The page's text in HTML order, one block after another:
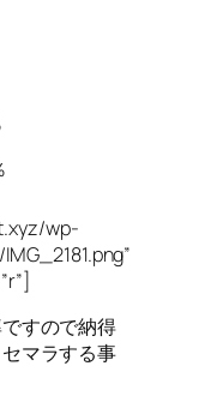
wp-
すので納得
マラする事